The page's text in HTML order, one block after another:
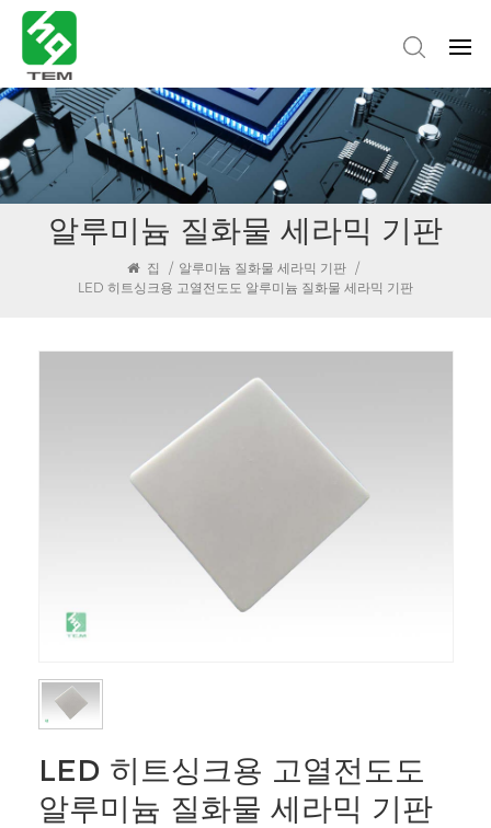
알루미늄 질화물 세라믹 기판
집 / 알루미늄 질화물 세라믹 기판
/
LED 히트싱크용 고열전도도 알루미늄 질화물 세라믹 기판
LED 히트싱크용 고열전도도
알루미늄 질화물 세라믹 기판